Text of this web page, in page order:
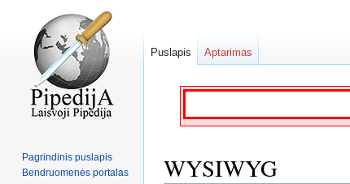
WYSIWYG
Puslapis Aptarimas
Pagrindinis puslapis
Bendruomenės portalas